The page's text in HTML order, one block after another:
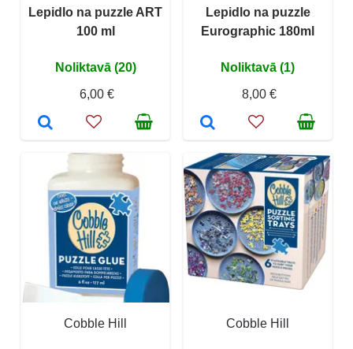
Lepidlo na puzzle ART
100 ml
Noliktavā (20)
6,00 €
Lepidlo na puzzle
Eurographic 180ml
Noliktavā (1)
8,00 €
Cobble Hill Cobble Hill